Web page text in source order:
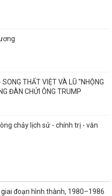
THẤT VIỆT VÀ LŨ "NHỘNG
ĐÀN CHỬI ÔNG TRUMP
chảy lịch sử - chính trị - văn
đoạn hình thành, 1980–1986